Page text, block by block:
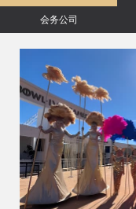
会务公司